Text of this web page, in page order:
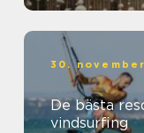
30.
De bästa
vindsurfing